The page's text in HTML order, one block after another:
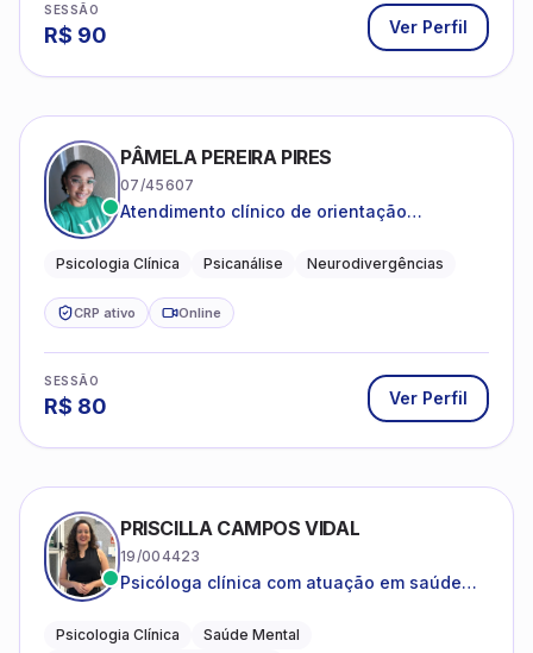
SESSÃO
R$ 90 Ver Perfil
PÂMELA PEREIRA PIRES
07/45607
Atendimento clínico de orientação
crianças neurotípicas
Psicologia Clínica Psicanálise Neurodivergências
CRP ativo Online
SESSÃO
R$ 80 Ver Perfil
PRISCILLA CAMPOS VIDAL
19/004423
Psicóloga clínica com atuação em saúde
Psicologia Clínica
Saúde Mental